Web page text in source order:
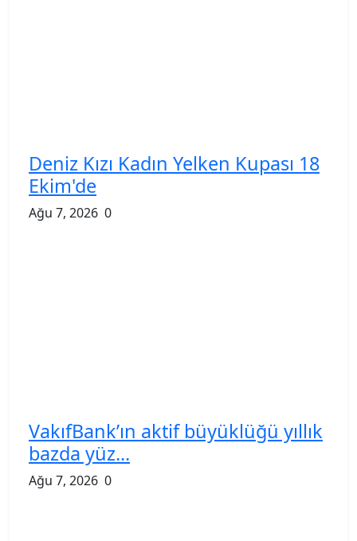
Deniz Kızı Kadın Yelken Kupası 18
Ekim'de
Ağu 7, 2026 0
VakıfBank’ın aktif büyüklüğü yıllık
bazda yüz...
Ağu 7, 2026 0